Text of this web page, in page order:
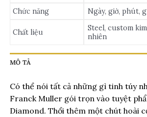
MÔ TẢ
Có thể nói tất cả những gì tinh túy
Franck Muller gói trọn vào tuyệt
Diamond. Thổi thêm một chút hoài
Chức năng
Ngày, giờ, phút,
Chất liệu
Steel, custom
nhiên